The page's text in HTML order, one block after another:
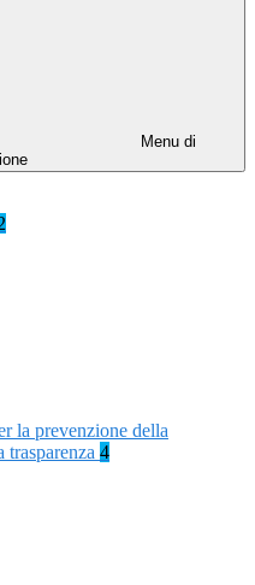
Menu di
la prevenzione della
trasparenza 4